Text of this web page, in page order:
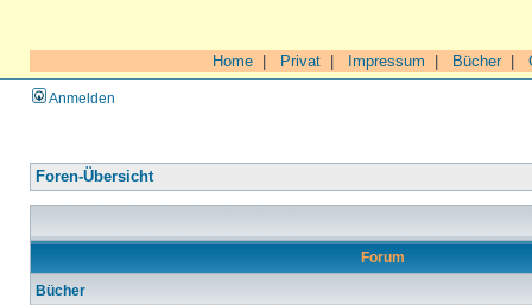
Home Privat Impressum Bücher|
Anmelden
Foren-Übersicht
Forum
Bücher